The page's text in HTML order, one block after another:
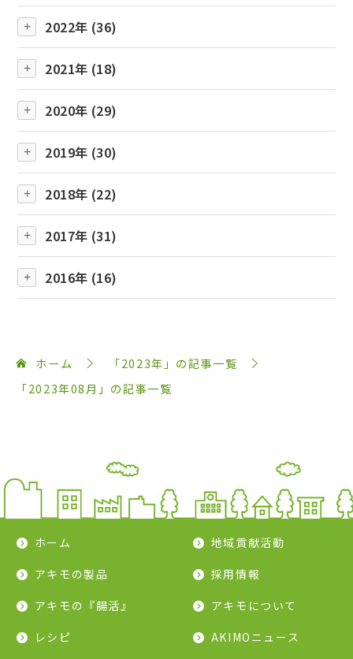
2022年 (36)
2021年 (18)
2020年 (29)
2019年 (30)
2018年 (22)
2017年 (31)
2016年 (16)
ホーム
「2023年」の記事一覧
「2023年08月」の記事一覧
ホーム
アキモの製品
アキモの『腸活』
レシピ
地域貢献活動
採用情報
アキモについて
AKIMOニュース